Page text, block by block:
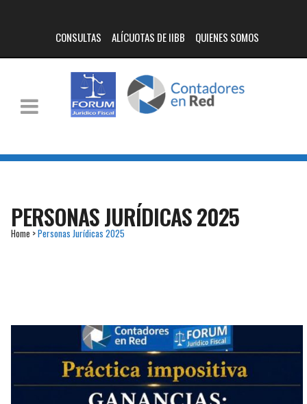
CONSULTAS ALÍCUOTAS DE IIBB QUIENES SOMOS
PERSONAS JURÍDICAS 2025
Home >Personas Jurídicas 2025